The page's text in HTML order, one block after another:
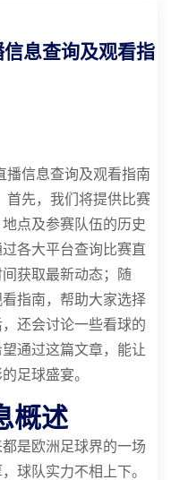
息查询及观看指
播信息查询及观看指南
首先，我们将提供比赛
点及参赛队伍的历史
各大平台查询比赛直
获取最新动态；随
指南，帮助大家选择
还会讨论一些看球的
通过这篇文章，能让
足球盛宴。
概述
是欧洲足球界的一场
球队实力不相上下。